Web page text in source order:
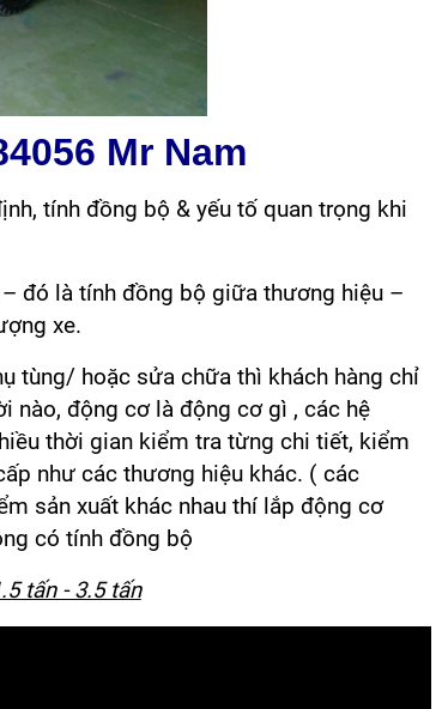
Mr Nam
tính đồng bộ & yếu tố quan trọng khi
đó là tính đồng bộ giữa thương hiệu –
xe.
tùng/ hoặc sửa chữa thì khách hàng chỉ
nào, động cơ là động cơ gì , các hệ
thời gian kiểm tra từng chi tiết, kiểm
như các thương hiệu khác. ( các
sản xuất khác nhau thí lắp động cơ
có tính đồng bộ
tấn - 3.5 tấn